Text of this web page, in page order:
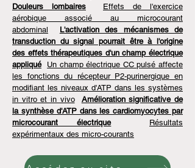
Douleurs lombaires
Effets de l'exercice
aérobique associé au microcourant
abdominal
L'activation des mécanismes de
transduction du signal pourrait être à l'origine
des effets thérapeutiques d'un champ électrique
appliqué
Un champ électrique CC pulsé affecte
les fonctions du récepteur P2-purinergique en
modifiant les niveaux d'ATP dans les systèmes
in vitro et in vivo
Amélioration significative de
la synthèse d'ATP dans les cardiomyocytes par
microcourant électrique
Résultats
expérimentaux des micro-courants